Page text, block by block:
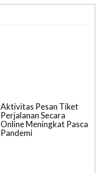
Aktivitas Pesan Tiket
Perjalanan Secara
Online Meningkat Pasca
Pandemi